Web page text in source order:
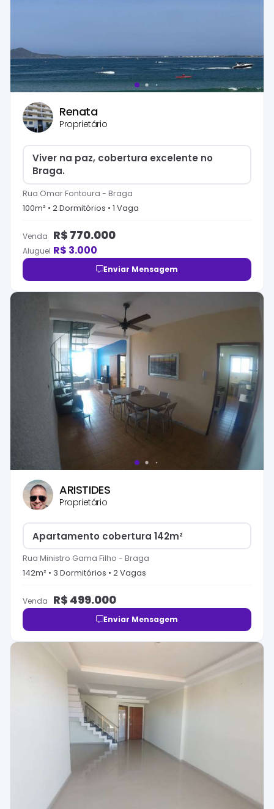
Renata
Proprietário
Viver na paz, cobertura excelente no
Braga.
Rua Omar Fontoura - Braga
100m² • 2Dormitórios • 1 Vaga
Venda R$ 770.000
Aluguel R$ 3.000
Enviar Mensagem
ARISTIDES
Proprietário
Apartamento cobertura 142m²
Rua Ministro Gama Filho - Braga
142m² • 3 Dormitórios • 2Vagas
Venda R$ 499.000
Enviar Mensagem